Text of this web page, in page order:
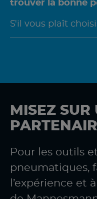
trouver la bonne
MISEZ SUR
Pour les outils
pneumatiques,
l’expérience et